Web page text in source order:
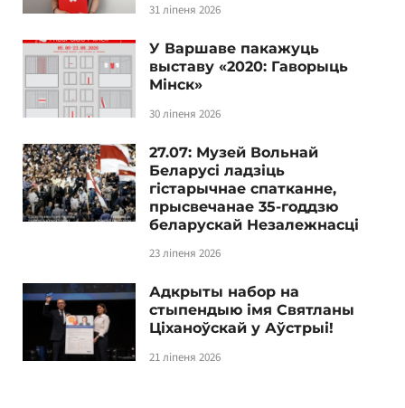
31 ліпеня 2026
У Варшаве пакажуць
выставу «2020: Гаворыць
Мінск»
30 ліпеня 2026
27.07: Музей Вольнай
Беларусі ладзіць
гістарычнае спатканне,
прысвечанае 35-годдзю
беларускай Незалежнасці
23 ліпеня 2026
Адкрыты набор на
стыпендыю імя Святланы
Ціханоўскай у Аўстрыі!
21 ліпеня 2026